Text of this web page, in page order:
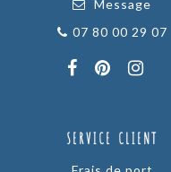
Message
07 80 00 29 07
SERVICE CLIENT